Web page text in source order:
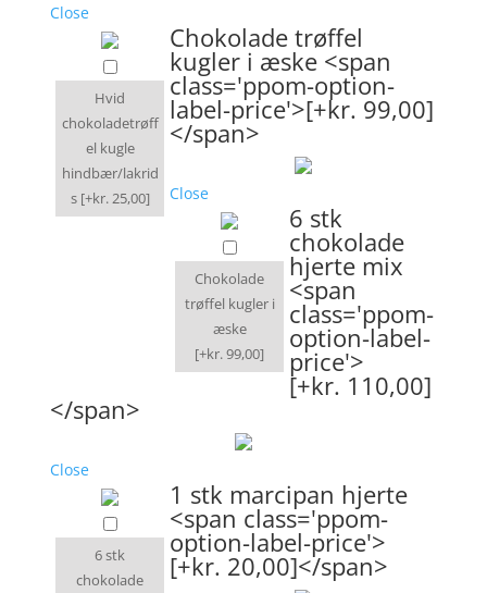
Close
Hvid
chokoladetrøff
el kugle
hindbær/lakrid
s [+kr. 25,00]
Chokolade trøffel
kugler i æske <span
class='ppom-option-
label-price'>[+kr. 99,00]
</span>
Close
Chokolade
trøffel kugler i
æske
[+kr. 99,00]
6 stk
chokolade
hjerte mix
<span
class='ppom-
option-label-
price'>
[+kr. 110,00]
</span>
Close
6 stk
chokolade
1 stk marcipan hjerte
<span class='ppom-
option-label-price'>
[+kr. 20,00]</span>